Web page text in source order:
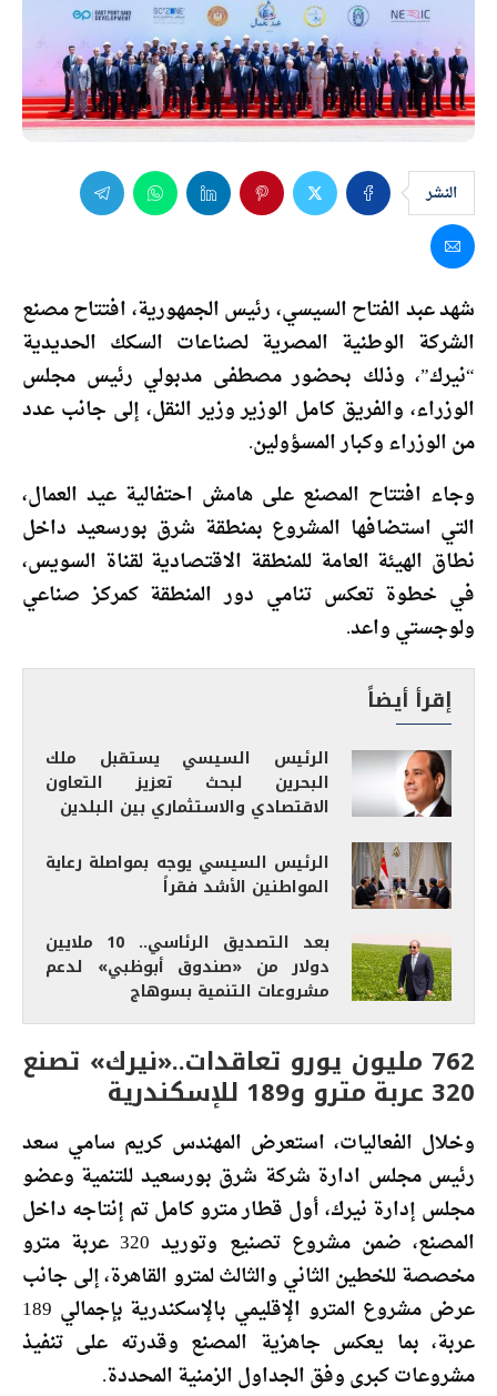
النشر
شهد عبد الفتاح السيسي، رئيس الجمهورية، افتتاح مصنع
الشركة الوطنية المصرية لصناعات السكك الحديدية
“نيرك”، وذلك بحضور مصطفى مدبولي رئيس مجلس
الوزراء، والفريق كامل الوزير وزير النقل، إلى جانب عدد
من الوزراء وكبار المسؤولين.
وجاء افتتاح المصنع على هامش احتفالية عيد العمال،
التي استضافها المشروع بمنطقة شرق بورسعيد داخل
نطاق الهيئة العامة للمنطقة الاقتصادية لقناة السويس،
في خطوة تعكس تنامي دور المنطقة كمركز صناعي
ولوجستي واعد.
إقرأ أيضاً
الرئيس السيسي يستقبل ملك
البحرين لبحث تعزيز التعاون
الاقتصادي والاستثماري بين البلدين
الرئيس السيسي يوجه بمواصلة رعاية
المواطنين الأشد فقراً
بعد التصديق الرئاسي.. 10 ملايين
دولار من «صندوق أبوظبي» لدعم
مشروعات التنمية بسوهاج
762 مليون يورو تعاقدات..«نيرك» تصنع
320 عربة مترو و189 للإسكندرية
وخلال الفعاليات، استعرض المهندس كريم سامي سعد
رئيس مجلس ادارة شركة شرق بورسعيد للتنمية وعضو
مجلس إدارة نيرك، أول قطار مترو كامل تم إنتاجه داخل
المصنع، ضمن مشروع تصنيع وتوريد 320 عربة مترو
مخصصة للخطين الثاني والثالث لمترو القاهرة، إلى جانب
عرض مشروع المترو الإقليمي بالإسكندرية بإجمالي 189
عربة، بما يعكس جاهزية المصنع وقدرته على تنفيذ
مشروعات كبرى وفق الجداول الزمنية المحددة.